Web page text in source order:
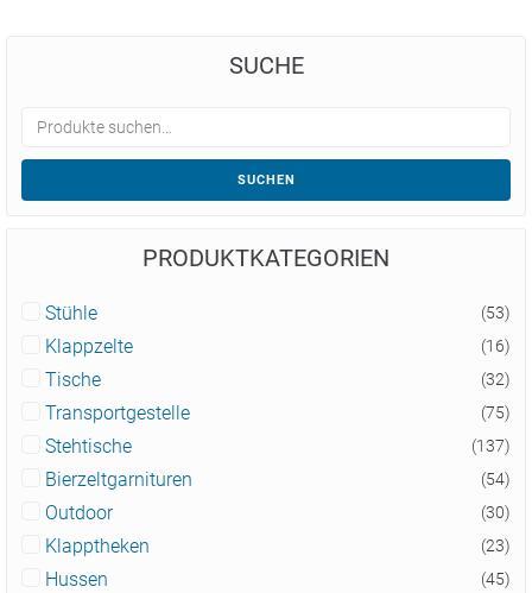
SUCHE
SUCHEN
PRODUKTKATEGORIEN
Stühle (53)
Klappzelte (16)
Tische (32)
Transportgestelle (75)
Stehtische (137)
Bierzeltgarnituren (54)
Outdoor (30)
Klapptheken (23)
Hussen (45)